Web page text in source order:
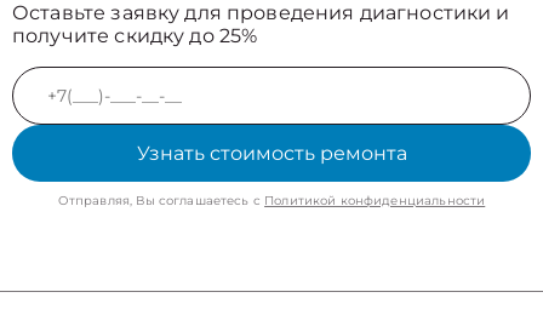
Оставьте заявку для проведения диагностики и
получите скидку до 25%
Узнать стоимость ремонта
Отправляя, Вы соглашаетесь с Политикой конфиденциальности